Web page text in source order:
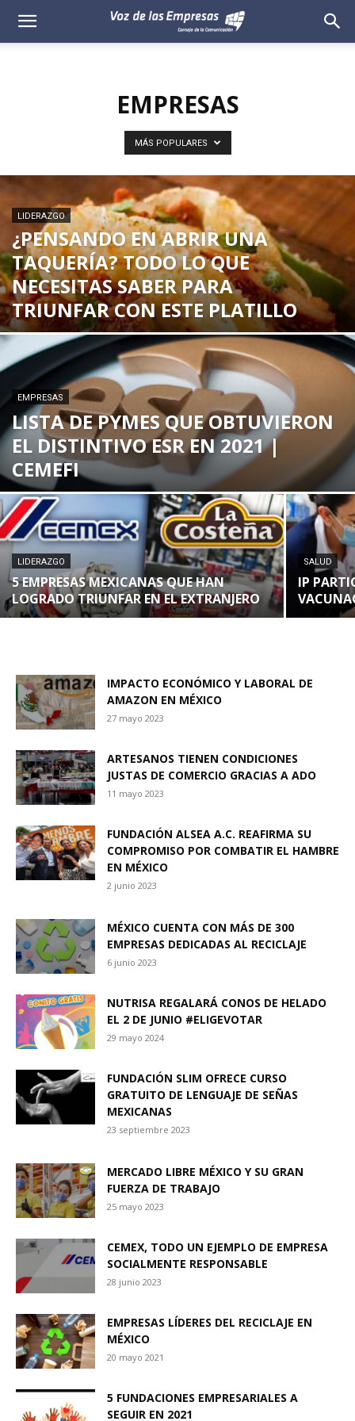
Voz
EMPRESAS
MÁS POPULARES
LIDERAZGO
¿PENSANDO EN ABRIR UNA
TAQUERÍA? TODO LO QUE
NECESITAS SABER PARA
TRIUNFAR CON ESTE PLATILLO
EMPRESAS
LISTA DE PYMES QUE OBTUVIERON
EL DISTINTIVO ESR EN 2021 |
CEMEFI
LIDERAZGO
5 EMPRESAS MEXICANAS QUE HAN
LOGRADO TRIUNFAR EN EL EXTRANJERO
SALUD
IP
IMPACTO ECONÓMICO Y LABORAL DE
AMAZON EN MÉXICO
27 mayo 2023
ARTESANOS TIENEN CONDICIONES
JUSTAS DE COMERCIO GRACIAS A ADO
11 mayo 2023
FUNDACIÓN ALSEA A.C. REAFIRMA SU
COMPROMISO POR COMBATIR EL HAMBRE
EN MÉXICO
2 junio 2023
MÉXICO CUENTA CON MÁS DE 300
EMPRESAS DEDICADAS AL RECICLAJE
6 junio 2023
NUTRISA REGALARÁ CONOS DE HELADO
EL 2 DE JUNIO #ELIGEVOTAR
29 mayo 2024
FUNDACIÓN SLIM OFRECE CURSO
GRATUITO DE LENGUAJE DE SEÑAS
MEXICANAS
23 septiembre 2023
MERCADO LIBRE MÉXICO Y SU GRAN
FUERZA DE TRABAJO
25 mayo 2023
CEMEX, TODO UN EJEMPLO DE EMPRESA
SOCIALMENTE RESPONSABLE
28 junio 2023
EMPRESAS LÍDERES DEL RECICLAJE EN
MÉXICO
20 mayo 2021
5 FUNDACIONES EMPRESARIALES A
SEGUIR EN 2021